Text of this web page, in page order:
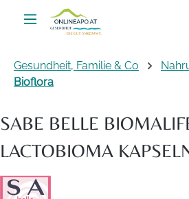
Zum Hauptinhalt springen
Gesundheit, Familie & Co
Bioflora
SABE BELLE
LACTOBIOMA